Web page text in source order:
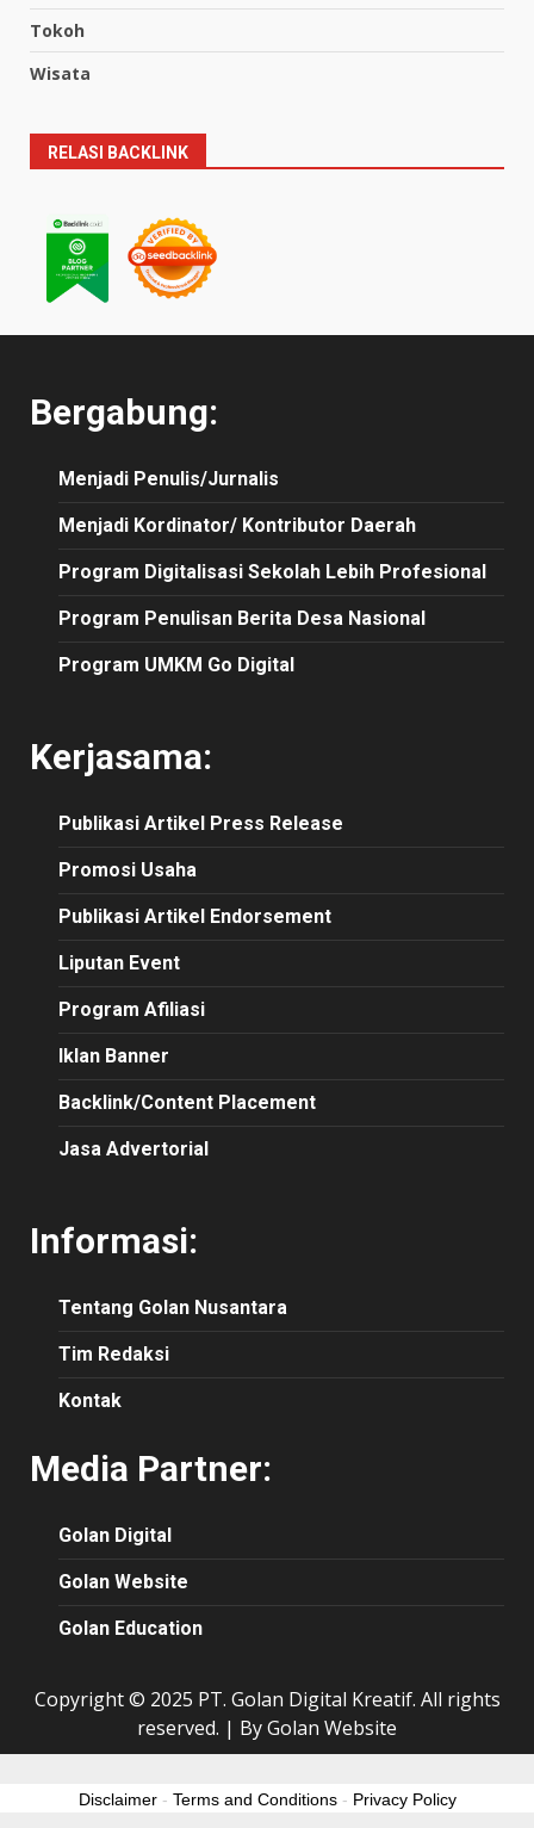
Tokoh
Wisata
RELASI BACKLINK
Bergabung:
Menjadi Penulis/Jurnalis
Menjadi Kordinator/ Kontributor Daerah
Program Digitalisasi Sekolah Lebih Profesional
Program Penulisan Berita Desa Nasional
Program UMKM Go Digital
Kerjasama:
Publikasi Artikel Press Release
Promosi Usaha
Publikasi Artikel Endorsement
Liputan Event
Program Afiliasi
Iklan Banner
Backlink/Content Placement
Jasa Advertorial
Informasi:
Tentang Golan Nusantara
Tim Redaksi
Kontak
Media Partner:
Golan Digital
Golan Website
Golan Education
Copyright © 2025 PT. Golan Digital Kreatif. All rights
reserved. | By Golan Website
Disclaimer- Terms and Conditions- Privacy Policy